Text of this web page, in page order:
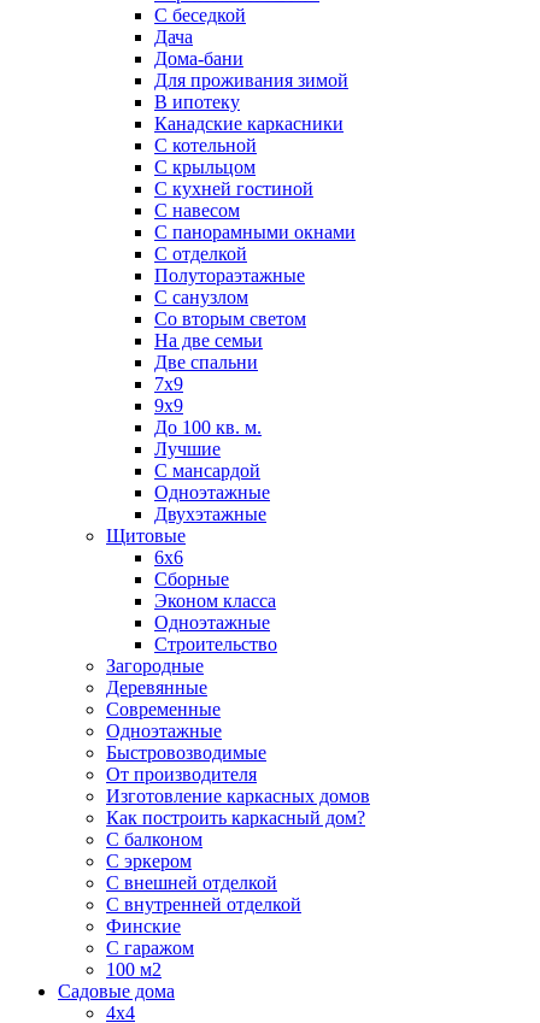
С беседкой
Дача
Дома-бани
Для проживания зимой
В ипотеку
Канадские каркасники
С котельной
С крыльцом
С кухней гостиной
С навесом
С панорамными окнами
С отделкой
Полутораэтажные
С санузлом
Со вторым светом
На две семьи
Две спальни
7х9
9х9
До 100 кв. м.
Лучшие
С мансардой
Одноэтажные
Двухэтажные
Щитовые
6х6
Сборные
Эконом класса
Одноэтажные
Строительство
Загородные
Деревянные
Современные
Одноэтажные
Быстровозводимые
От производителя
Изготовление каркасных домов
Как построить каркасный дом?
С балконом
С эркером
С внешней отделкой
С внутренней отделкой
Финские
С гаражом
100 м2
Садовые дома
4х4